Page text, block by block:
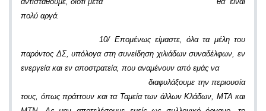
πολύ αργά.
10/ Επομένως είμαστε, όλα τα μέλη του
παρόντος ΔΣ, υπόλογα στη συνείδηση χιλιάδων συναδέλφων, εν
ενεργεία και εν αποστρατεία, που αναμένουν από εμάς να
διαφυλάξουμε την περιουσία
τους, όπως πράττουν και τα Ταμεία των άλλων Κλάδων, ΜΤΑ και